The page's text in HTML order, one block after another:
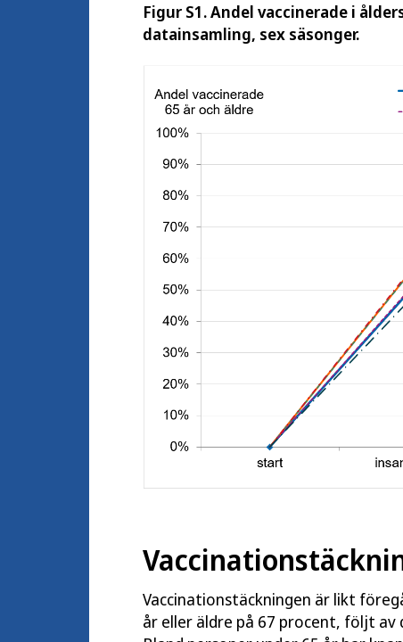
Figur S1. Andel vaccinerade i
datainsamling, sex säsonger.
Vaccinationstäckningen är likt
år eller äldre på 67 procent, följt av